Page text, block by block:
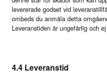
levererade godset vid
ombeds du anmäla detta
Leveranstiden är ungefärlig och
4.4 Leveranstid